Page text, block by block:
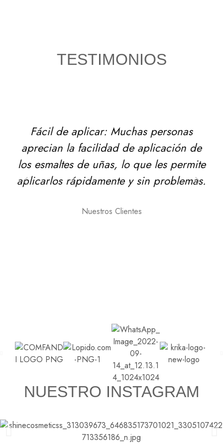
TESTIMONIOS
Fácil de aplicar: Muchas personas
aprecian la facilidad de aplicación de
los esmaltes de uñas, lo que les permite
aplicarlos rápidamente y sin problemas.
Nuestros Clientes
NUESTRO INSTAGRAM